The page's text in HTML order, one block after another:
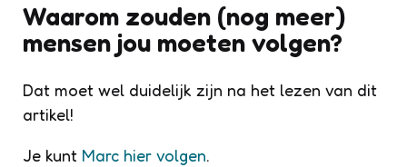
Waarom zouden (nog meer)
mensen jou moeten volgen?
Dat moet wel duidelijk zijn na het lezen van dit
artikel!
Je kunt Marc hier volgen.